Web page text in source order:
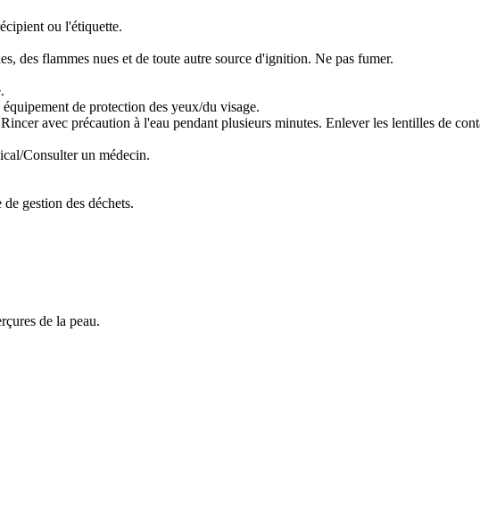
ou l'étiquette.
des flammes nues et de toute autre source d'ignition. Ne pas fumer.
de protection des yeux/du visage.
avec précaution à l'eau pendant plusieurs minutes. Enlever les lentilles de
Consulter un médecin.
gestion des déchets.
de la peau.